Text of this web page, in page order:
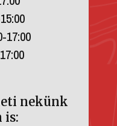
17:00
nekünk
is: